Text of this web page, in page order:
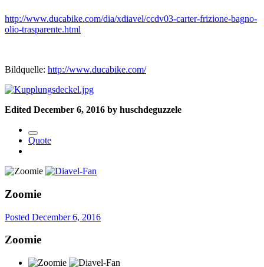
http://www.ducabike.com/dia/xdiavel/ccdv03-carter-frizione-bagno-
olio-trasparente.html
Bildquelle: http://www.ducabike.com/
Edited December 6, 2016 by huschdeguzzele
Quote
Zoomie
Posted December 6, 2016
Zoomie